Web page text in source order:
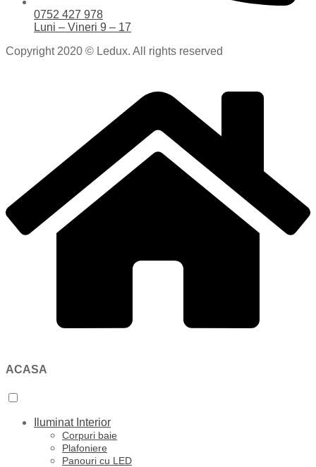
0752 427 978
Luni – Vineri 9 – 17
Copyright 2020 © Ledux. All rights reserved
ACASA
Iluminat Interior
Corpuri baie
Plafoniere
Panouri cu LED